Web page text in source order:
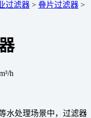
过滤器 > 叠片过滤器 >
h
水处理场景中，过滤器